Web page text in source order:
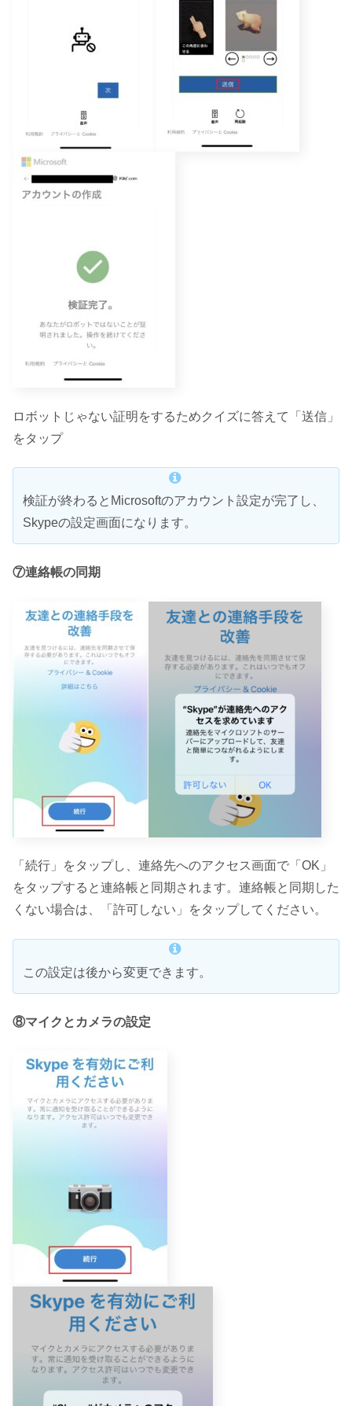
ロボットじゃない証明をするためクイズに答えて「送信」
をタップ
検証が終わるとMicrosoftのアカウント設定が完了し、
Skypeの設定画面になります。
⑦連絡帳の同期
「続行」をタップし、連絡先へのアクセス画面で「OK」
をタップすると連絡帳と同期されます。連絡帳と同期した
くない場合は、「許可しない」をタップしてください。
この設定は後から変更できます。
⑧マイクとカメラの設定